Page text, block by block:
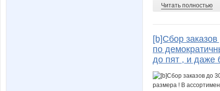
Читать полностью
[b]Сбор
по
до пят , и даже